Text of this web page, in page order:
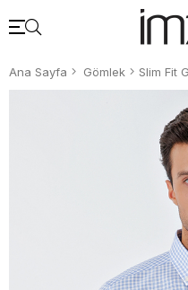
Ana Sayfa Gömlek Slim Fit